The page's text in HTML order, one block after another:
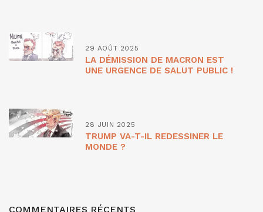
29 AOÛT 2025
LA DÉMISSION DE MACRON EST
UNE URGENCE DE SALUT PUBLIC !
28 JUIN 2025
TRUMP VA-T-IL REDESSINER LE
MONDE ?
COMMENTAIRES RÉCENTS